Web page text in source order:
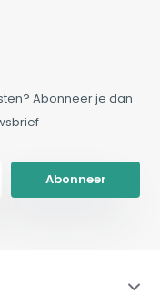
Abonneer je dan
Abonneer